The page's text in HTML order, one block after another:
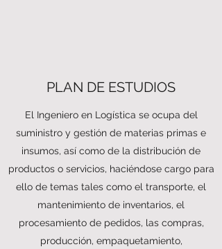
PLAN DE ESTUDIOS
El Ingeniero en Logística se ocupa del
suministro y gestión de materias primas e
insumos, así como de la distribución de
productos o servicios, haciéndose cargo para
ello de temas tales como el transporte, el
mantenimiento de inventarios, el
procesamiento de pedidos, las compras,
producción, empaquetamiento,